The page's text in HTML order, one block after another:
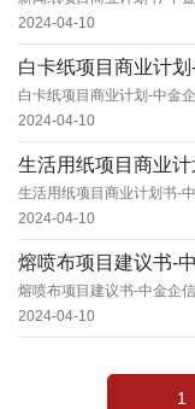
2024-04-10
白卡纸项目商业计
白卡纸项目商业计划-中金
2024-04-10
生活用纸项目商业计划书-
2024-04-10
熔喷布项目建议书-
熔喷布项目建议书-中金企
2024-04-10
1